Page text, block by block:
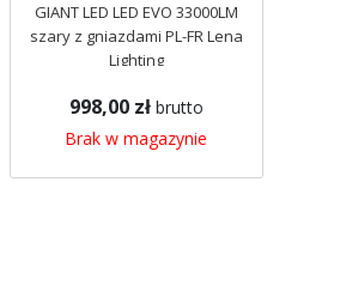
GIANT LED LED EVO 33000LM
szary z gniazdami PL-FR Lena
Lighting
998,00 zł brutto
Brak w magazynie